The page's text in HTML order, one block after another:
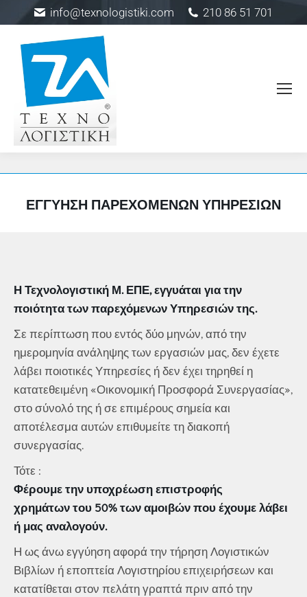
info@texnologistiki.com 210 86 51 701
ΕΓΓΎΗΣΗ ΠΑΡΕΧΌΜΕΝΩΝ ΥΠΗΡΕΣΙΏΝ
Η Τεχνολογιστική Μ. ΕΠΕ, εγγυάται για την
ποιότητα των παρεχόμενων Υπηρεσιών της.
Σε περίπτωση που εντός δύο μηνών, από την
ημερομηνία ανάληψης των εργασιών μας, δεν έχετε
λάβει ποιοτικές Υπηρεσίες ή δεν έχει τηρηθεί η
κατατεθειμένη «Οικονομική Προσφορά Συνεργασίας»,
στο σύνολό της ή σε επιμέρους σημεία και
αποτέλεσμα αυτών επιθυμείτε τη διακοπή
συνεργασίας.
Τότε :
Φέρουμε την υποχρέωση επιστροφής
χρημάτων του 50% των αμοιβών που έχουμε λάβει
ή μας αναλογούν.
Η ως άνω εγγύηση αφορά την τήρηση Λογιστικών
Βιβλίων ή εποπτεία Λογιστηρίου επιχειρήσεων και
κατατίθεται στον πελάτη γραπτά πριν από την